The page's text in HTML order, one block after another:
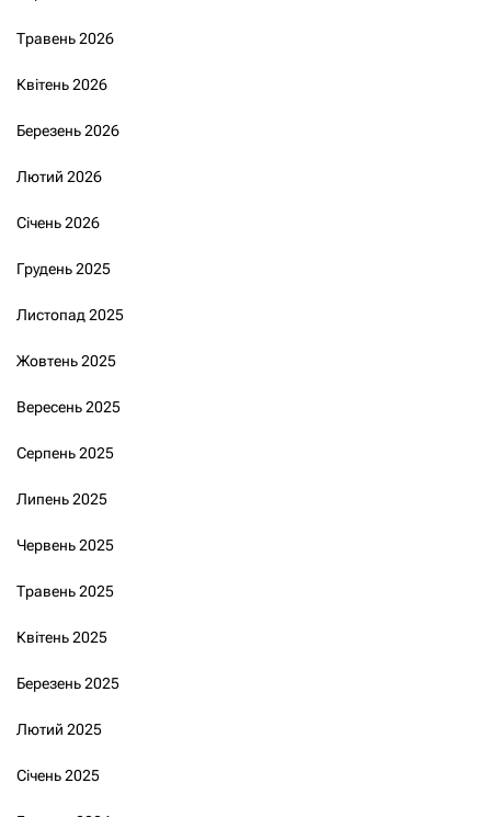
Травень 2026
Квітень 2026
Березень 2026
Лютий 2026
Січень 2026
Грудень 2025
Листопад 2025
Жовтень 2025
Вересень 2025
Серпень 2025
Липень 2025
Червень 2025
Травень 2025
Квітень 2025
Березень 2025
Лютий 2025
Січень 2025